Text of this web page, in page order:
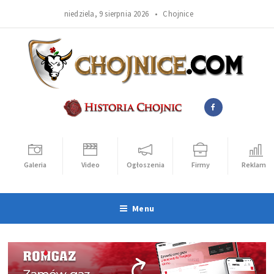
niedziela, 9 sierpnia 2026 • Chojnice
Galeria Video Ogłoszenia Firmy Reklama
Menu